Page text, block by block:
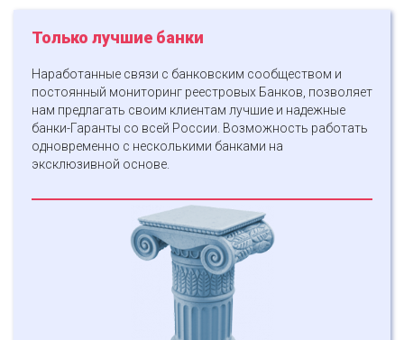
Только лучшие банки
Наработанные связи с банковским сообществом и
постоянный мониторинг реестровых Банков, позволяет
нам предлагать своим клиентам лучшие и надежные
банки-Гаранты со всей России. Возможность работать
одновременно с несколькими банками на
эксклюзивной основе.